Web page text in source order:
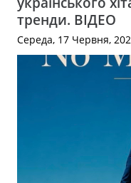
тренди. ВІДЕО
Середа, 17 Червня,